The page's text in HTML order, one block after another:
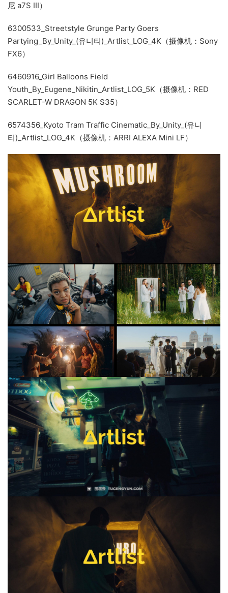
尼 a7S III）
6300533_Streetstyle Grunge Party Goers
Partying_By_Unity_(유니티)_Artlist_LOG_4K（摄像机：Sony
FX6）
6460916_Girl Balloons Field
Youth_By_Eugene_Nikitin_Artlist_LOG_5K（摄像机：RED
SCARLET-W DRAGON 5K S35）
6574356_Kyoto Tram Traffic Cinematic_By_Unity_(유니
티)_Artlist_LOG_4K（摄像机：ARRI ALEXA Mini LF）